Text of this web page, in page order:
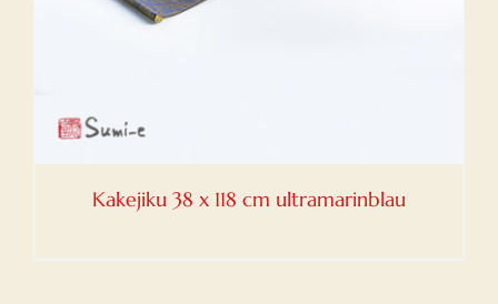
Kakejiku 38 x 118 cm ultramarinblau